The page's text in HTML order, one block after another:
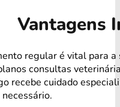
Vantagens
regular é vital para a
consultas
recebe cuidado